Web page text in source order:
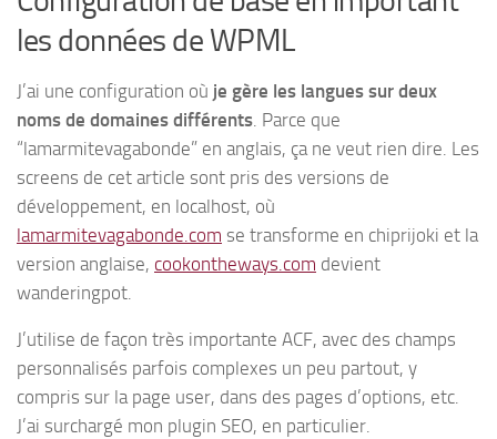
les données de WPML
J’ai une configuration où je gère les langues sur deux
noms de domaines différents . Parce que
“lamarmitevagabonde” en anglais, ça ne veut rien dire. Les
screens de cet article sont pris des versions de
développement, en localhost, où
lamarmitevagabonde.com se transforme en chiprijoki et la
version anglaise, cookontheways.com devient
wanderingpot.
J’utilise de façon très importante ACF, avec des champs
personnalisés parfois complexes un peu partout, y
compris sur la page user, dans des pages d’options, etc.
J’ai surchargé mon plugin SEO, en particulier.